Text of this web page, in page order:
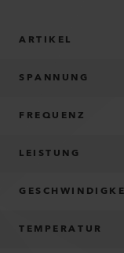
ARTIKEL
SPANNUNG
FREQUENZ
LEISTUNG
TEMPERATUR